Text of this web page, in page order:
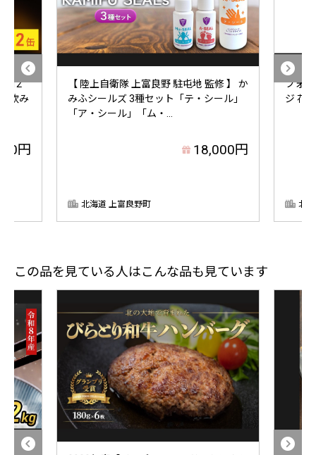
× 12
飲み
円
【 陸上自衛隊 上富良野 駐屯地 監修 】 か
みふシールズ 3種セット「テ・シール」
「ア・シール」「ム・...
18,000円
北海道 上富良野町
フォ
ジ 花
北
この品を見ている人はこんな品も見ています